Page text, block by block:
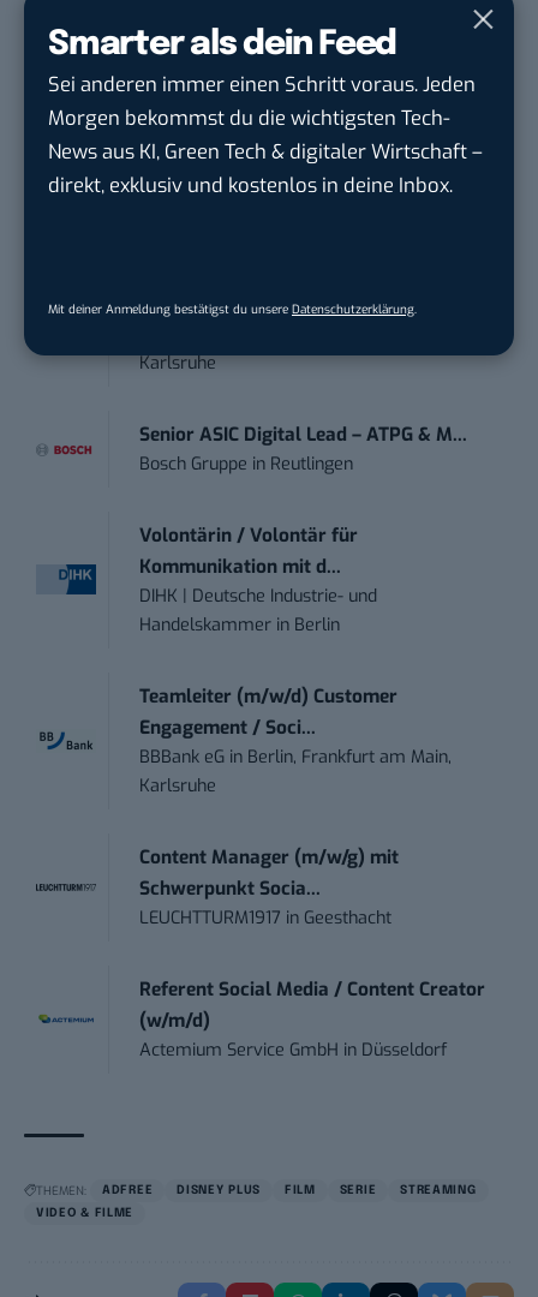
Smarter als dein Feed
Sei anderen immer einen Schritt voraus. Jeden
Morgen bekommst du die wichtigsten Tech-
News aus KI, Green Tech & digitaler Wirtschaft –
direkt, exklusiv und kostenlos in deine Inbox.
Mit deiner Anmeldung bestätigst du unsere Datenschutzerklärung
Social Media Content Creator (m/w/d)
moveUP Media GmbH in
Anforderungs- und Projektmanager
touristische...
Engagement / Soc...
Karlsruhe
Senior ASIC Digital Lead – ATPG & M...
Bosch Gruppe in Reutlingen
Volontärin / Volontär für
Kommunikation mit d...
DIHK | Deutsche Industrie- und
Handelskammer in Berlin
Teamleiter (m/w/d) Customer
Engagement / Soci...
BBBank eG in Berlin, Frankfurt am Main,
Karlsruhe
Content Manager (m/w/g) mit
Schwerpunkt Socia...
LEUCHTTURM1917 in Geesthacht
Referent Social Media / Content Creator
(w/m/d)
Actemium Service GmbH in Düsseldorf
THEMEN: ADFREE DISNEY PLUS FILM SERIE
STREAMING
VIDEO & FILME